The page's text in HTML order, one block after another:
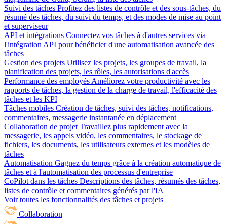
Suivi des tâches Profitez des listes de contrôle et des sous-tâches, du
résumé des tâches, du suivi du temps, et des modes de mise au point
et superviseur
API et intégrations Connectez vos tâches à d'autres services via
l'intégration API pour bénéficier d'une automatisation avancée des
tâches
Gestion des projets Utilisez les projets, les groupes de travail, la
planification des projets, les rôles, les autorisations d'accès
Performance des employés Améliorez votre productivité avec les
rapports de tâches, la gestion de la charge de travail, l'efficacité des
tâches et les KPI
Tâches mobiles Création de tâches, suivi des tâches, notifications,
commentaires, messagerie instantanée en déplacement
Collaboration de projet Travaillez plus rapidement avec la
messagerie, les appels vidéo, les commentaires, le stockage de
fichiers, les documents, les utilisateurs externes et les modèles de
tâches
Automatisation Gagnez du temps grâce à la création automatique de
tâches et à l'automatisation des processus d'entreprise
CoPilot dans les tâches Descriptions des tâches, résumés des tâches,
listes de contrôle et commentaires générés par l'IA
Voir toutes les fonctionnalités des tâches et projets
Collaboration